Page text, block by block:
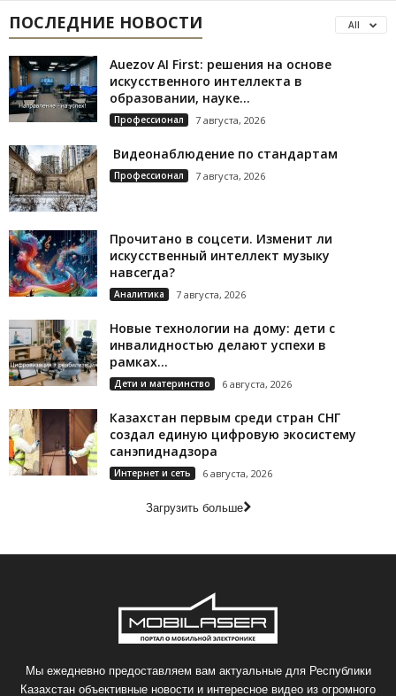
ПОСЛЕДНИЕ НОВОСТИ All
Auezov AI First: решения на основе
искусственного интеллекта в
образовании, науке...
Профессионал 7 августа, 2026
Видеонаблюдение по стандартам
Профессионал 7 августа, 2026
Прочитано в соцсети. Изменит ли
искусственный интеллект музыку
навсегда?
Аналитика 7 августа, 2026
Новые технологии на дому: дети с
инвалидностью делают успехи в
рамках...
Дети и материнство 6 августа, 2026
Казахстан первым среди стран СНГ
создал единую цифровую экосистему
санэпиднадзора
Интернет и сеть 6 августа, 2026
Загрузить больше
Мы ежедневно предоставляем вам актуальные для Республики
Казахстан объективные новости и интересное видео из огромного